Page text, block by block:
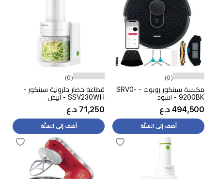
(0)
مكنسة سينكور روبوت - SRV0-
9200BK - اسود
494,500 د.ع
أضف إلى السلّة
(0)
قطاعة خضار حلزونية سينكور -
SSV230WH - أبيض
71,250 د.ع
أضف إلى السلّة